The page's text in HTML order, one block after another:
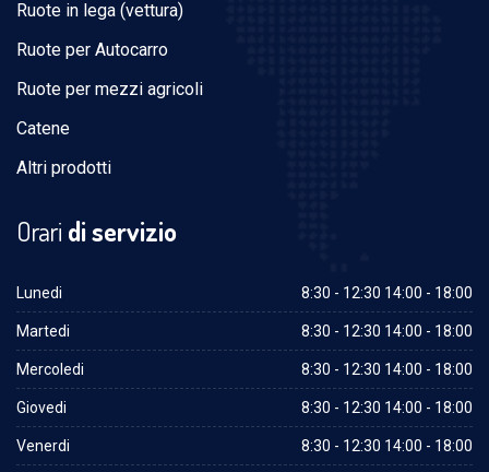
Ruote in lega (vettura)
Ruote per Autocarro
Ruote per mezzi agricoli
Catene
Altri prodotti
Orari di servizio
Lunedi 8:30 - 12:30 14:00 - 18:00
Martedi 8:30 - 12:30 14:00 - 18:00
Mercoledi 8:30 - 12:30 14:00 - 18:00
Giovedi 8:30 - 12:30 14:00 - 18:00
Venerdi 8:30 - 12:30 14:00 - 18:00